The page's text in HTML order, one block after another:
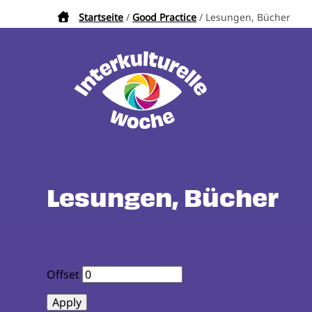
Pfadnavigation
Startseite Good Practice Lesungen, Bücher
Lesungen, Bücher
Offset